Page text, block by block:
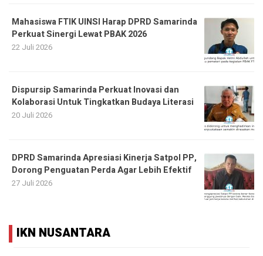
Mahasiswa FTIK UINSI Harap DPRD Samarinda
Perkuat Sinergi Lewat PBAK 2026
22 Juli 2026
Dispursip Samarinda Perkuat Inovasi dan
Kolaborasi Untuk Tingkatkan Budaya Literasi
20 Juli 2026
DPRD Samarinda Apresiasi Kinerja Satpol PP,
Dorong Penguatan Perda Agar Lebih Efektif
27 Juli 2026
IKN NUSANTARA